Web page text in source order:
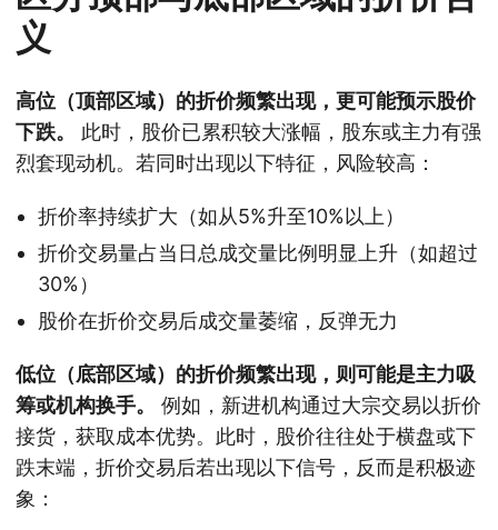
义
高位（顶部区域）的折价频繁出现，更可能预示股价
下跌。
此时，股价已累积较大涨幅，股东或主力有强
烈套现动机。若同时出现以下特征，风险较高：
折价率持续扩大（如从5%升至10%以上）
折价交易量占当日总成交量比例明显上升（如超过
30%）
股价在折价交易后成交量萎缩，反弹无力
低位（底部区域）的折价频繁出现，则可能是主力吸
筹或机构换手。
例如，新进机构通过大宗交易以折价
接货，获取成本优势。此时，股价往往处于横盘或下
跌末端，折价交易后若出现以下信号，反而是积极迹
象：